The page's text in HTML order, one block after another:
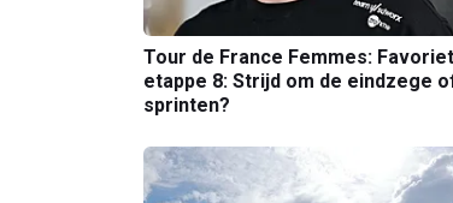
Tour de France Femmes:
etappe 8: Strijd om de eindzege
sprinten?